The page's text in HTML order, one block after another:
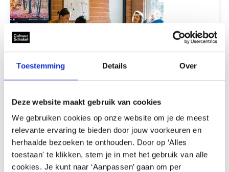
Toestemming Details Over
Deze website maakt gebruik van cookies
We gebruiken cookies op onze website om je de meest
relevante ervaring te bieden door jouw voorkeuren en
herhaalde bezoeken te onthouden. Door op ‘Alles
toestaan' te klikken, stem je in met het gebruik van alle
cookies. Je kunt naar ‘Aanpassen’ gaan om per
Huis van Gedichten
Gelabeld
INTERDISCIPLINAIR LITERATUUR
HUIS VAN GEDICHTEN